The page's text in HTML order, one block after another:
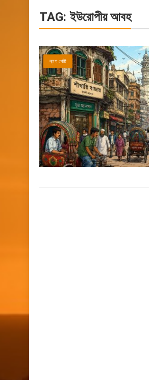
TAG:ইউরোপীয় আবহ
ব্লগ পোষ্ট